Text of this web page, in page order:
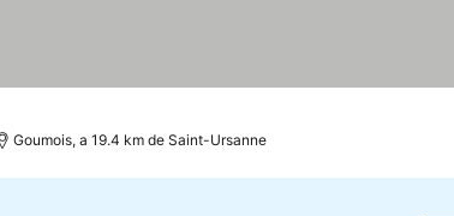
Goumois, a 19.4 km de Saint-Ursanne